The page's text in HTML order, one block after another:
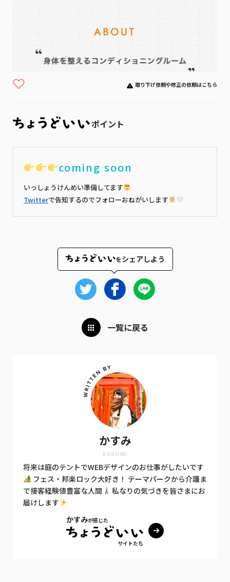
取り下げ依頼や修正の依頼はこちら
ポイント
coming soon
いっしょうけんめい準備してます
Twitterで告知するのでフォローおねがいします
をシェアしよう
一覧に戻る
かすみ
KASUMI
将来は庭のテントでWEBデザインのお仕事がしたいです
フェス・邦楽ロック大好き！ テーマパークから介護ま
で接客経験値豊富な人間
私なりの気づきを皆さまにお
届けします
かすみが感じた
サイトたち